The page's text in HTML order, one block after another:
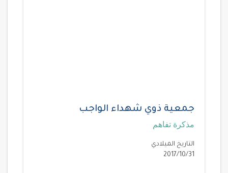
جمعية ذوي شهداء الواجب
مذكرة تفاهم
التاريخ الميلادي
2017/10/31